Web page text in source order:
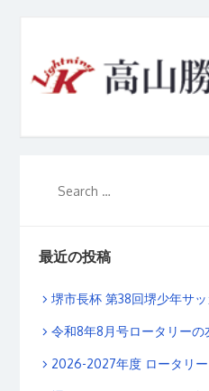
最近の投稿
堺市長杯 第38回堺少年サ
令和8年8月号ロータリー
2026-2027年度 ロータリ